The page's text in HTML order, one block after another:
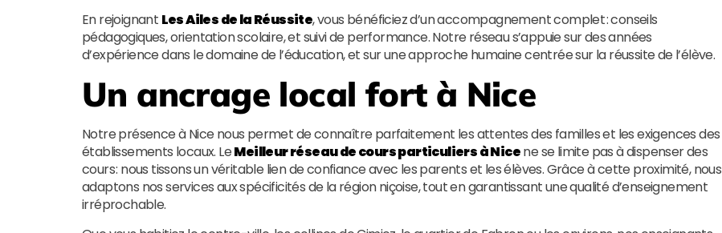
En rejoignant Les Ailes de la Réussite, vous bénéficiez d’un accompagnement complet : conseils
pédagogiques, orientation scolaire, et suivi de performance. Notre réseau s’appuie sur des années
d’expérience dans le domaine de l’éducation, et sur une approche humaine centrée sur la réussite de l’élève.
Un ancrage local fort à Nice
Notre présence à Nice nous permet de connaître parfaitement les attentes des familles et les exigences des
établissements locaux. LeMeilleur réseau de cours particuliers à Nicene se limite pas à dispenser des
cours : nous tissons un véritable lien de confiance avec les parents et les élèves. Grâce à cette proximité, nous
adaptons nos services aux spécificités de la région niçoise, tout en garantissant une qualité d’enseignement
irréprochable.